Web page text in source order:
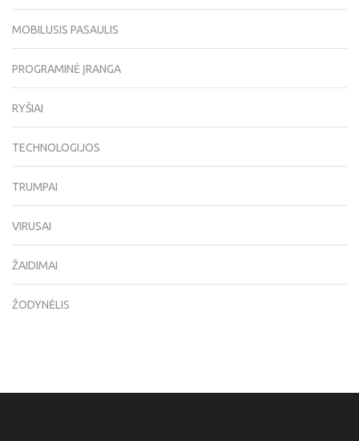
MOBILUSIS PASAULIS
PROGRAMINĖ ĮRANGA
RYŠIAI
TECHNOLOGIJOS
TRUMPAI
VIRUSAI
ŽAIDIMAI
ŽODYNĖLIS